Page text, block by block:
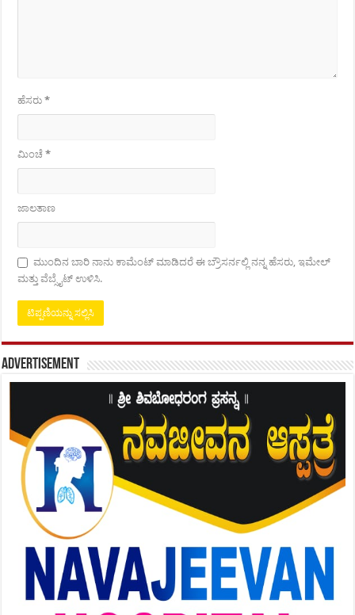
ಹೆಸರು*
ಮಿಂಚೆ*
ಜಾಲತಾಣ
ಮುಂದಿನ ಬಾರಿ ನಾನು ಕಾಮೆಂಟ್ ಮಾಡಿದರೆ ಈ ಬ್ರೌಸರ್ನಲ್ಲಿ ನನ್ನ ಹೆಸರು, ಇಮೇಲ್
ಮತ್ತು ವೆಬ್ಸೈಟ್ ಉಳಿಸಿ.
Advertisement